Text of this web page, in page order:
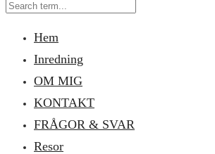
Hem
Inredning
OM MIG
KONTAKT
FRÅGOR & SVAR
Resor